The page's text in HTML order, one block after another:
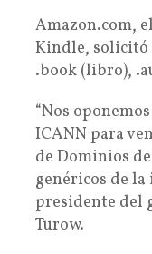
Amazon.com,
Kindle, solicitó
.book (libro),
“Nos
ICANN para
de Dominios
genéricos de
presidente del
Turow.